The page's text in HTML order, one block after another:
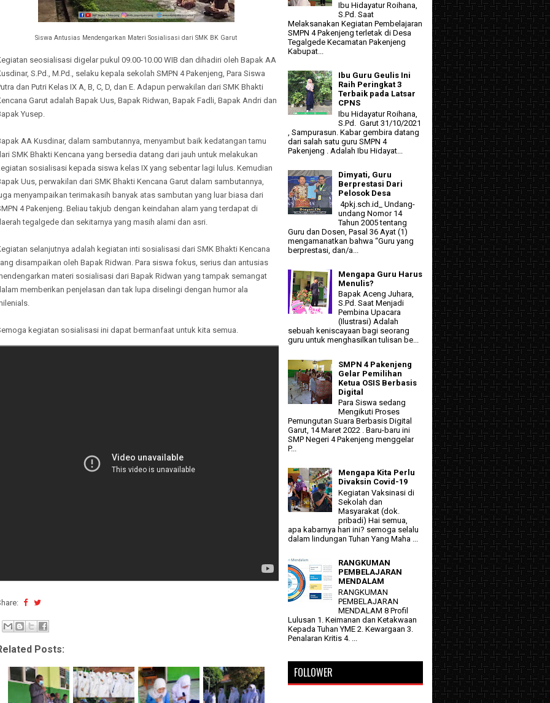
Siswa Antusias Mendengarkan Materi Sosialisasi dari SMK BK Garut
seosialisasi digelar pukul 09.00-10.00 WIB dan dihadiri oleh Bapak AA
S.Pd., M.Pd., selaku kepala sekolah SMPN 4 Pakenjeng, Para Siswa
dan Putri Kelas IX A, B, C, D, dan E. Adapun perwakilan dari SMK Bhakti
Garut adalah Bapak Uus, Bapak Ridwan, Bapak Fadli, Bapak Andri dan
Yusep.
AA Kusdinar, dalam sambutannya, menyambut baik kedatangan tamu
SMK Bhakti Kencana yang bersedia datang dari jauh untuk melakukan
sosialisasi kepada siswa kelas IX yang sebentar lagi lulus. Kemudian
Uus, perwakilan dari SMK Bhakti Kencana Garut dalam sambutannya,
menyampaikan terimakasih banyak atas sambutan yang luar biasa dari
4 Pakenjeng. Beliau takjub dengan keindahan alam yang terdapat di
tegalgede dan sekitarnya yang masih alami dan asri.
selanjutnya adalah kegiatan inti sosialisasi dari SMK Bhakti Kencana
disampaikan oleh Bapak Ridwan. Para siswa fokus, serius dan antusias
materi sosialisasi dari Bapak Ridwan yang tampak semangat
memberikan penjelasan dan tak lupa diselingi dengan humor ala
kegiatan sosialisasi ini dapat bermanfaat untuk kita semua.
Posts:
Ibu Hidayatur Roihana,
S.Pd. Saat
Melaksanakan Kegiatan Pembelajaran
SMPN 4 Pakenjeng terletak di Desa
Tegalgede Kecamatan Pakenjeng
Kabupat...
Ibu Guru Geulis Ini
Raih Peringkat 3
Terbaik pada Latsar
CPNS
Ibu Hidayatur Roihana,
S.Pd. Garut 31/10/2021
, Sampurasun. Kabar gembira datang
dari salah satu guru SMPN 4
Pakenjeng . Adalah Ibu Hidayat...
Dimyati, Guru
Berprestasi Dari
Pelosok Desa
4pkj.sch.id_ Undang-
undang Nomor 14
Tahun 2005 tentang
Guru dan Dosen, Pasal 36 Ayat (1)
mengamanatkan bahwa “Guru yang
berprestasi, dan/a...
Mengapa Guru Harus
Menulis?
Bapak Aceng Juhara,
S.Pd. Saat Menjadi
Pembina Upacara
(Ilustrasi) Adalah
sebuah keniscayaan bagi seorang
guru untuk menghasilkan tulisan be...
SMPN 4 Pakenjeng
Gelar Pemilihan
Ketua OSIS Berbasis
Digital
Para Siswa sedang
Mengikuti Proses
Pemungutan Suara Berbasis Digital
Garut, 14 Maret 2022 . Baru-baru ini
SMP Negeri 4 Pakenjeng menggelar
P...
Mengapa Kita Perlu
Divaksin Covid-19
Kegiatan Vaksinasi di
Sekolah dan
Masyarakat (dok.
pribadi) Hai semua,
apa kabarnya hari ini? semoga selalu
dalam lindungan Tuhan Yang Maha ...
RANGKUMAN
PEMBELAJARAN
MENDALAM
RANGKUMAN
PEMBELAJARAN
MENDALAM 8 Profil
Lulusan 1. Keimanan dan Ketakwaan
Kepada Tuhan YME 2. Kewargaan 3.
Penalaran Kritis 4. ...
FOLLOWER